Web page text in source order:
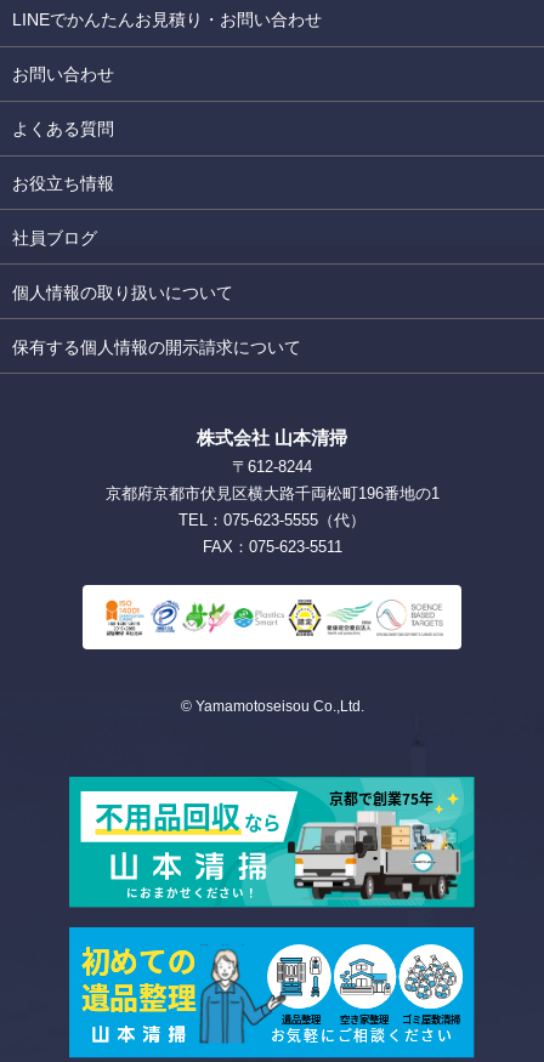
LINEでかんたんお見積り・お問い合わせ
お問い合わせ
よくある質問
お役立ち情報
社員ブログ
個人情報の取り扱いについて
保有する個人情報の開示請求について
株式会社 山本清掃
〒612-8244
京都府京都市伏見区横大路千両松町196番地の1
TEL：075-623-5555（代）
FAX：075-623-5511
© Yamamotoseisou Co.,Ltd.